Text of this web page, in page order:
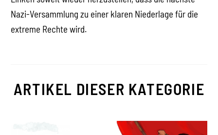
Nazi-Versammlung zu einer klaren Niederlage für die
extreme Rechte wird.
ARTIKEL DIESER KATEGORIE